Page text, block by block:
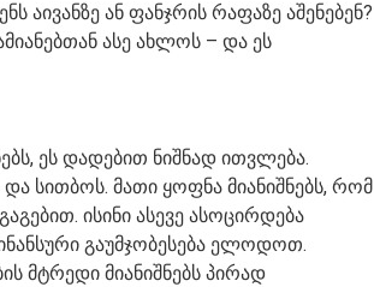
აივანზე ან ფანჯრის რაფაზე აშენებენ?
ასე ახლოს – და ეს
ეს დადებით ნიშნად ითვლება.
სითბოს. მათი ყოფნა მიანიშნებს, რომ
ისინი ასევე ასოცირდება
გაუმჯობესება ელოდოთ.
მტრედი მიანიშნებს პირად